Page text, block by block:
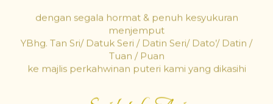
dengan segala hormat & penuh kesyukuran
menjemput
YBhg. Tan Sri/ Datuk Seri / Datin Seri/ Dato’/ Datin /
Tuan / Puan
ke majlis perkahwinan puteri kami yang dikasihi